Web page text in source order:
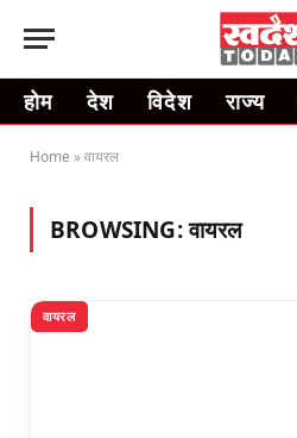
होम देश विदेश राज्य
Home »वायरल
BROWSING:वायरल
वायरल